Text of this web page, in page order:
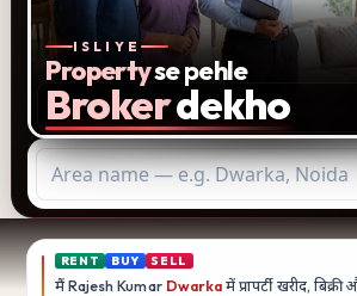
ISLIYE
Propertyse pehle
Brokerdekho
RENT BUY SELL
मैं Rajesh Kumar Dwarka में प्रापर्टी खरीद,